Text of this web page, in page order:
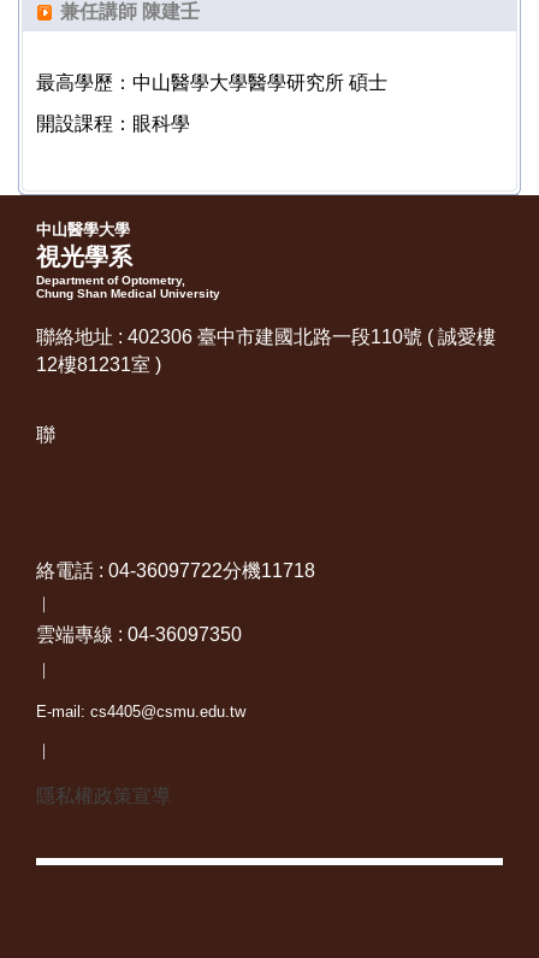
兼任講師 陳建壬
最高學歷：中山醫學大學醫學研究所 碩士
開設課程：眼科學
中山醫學大學
視光學系
Department of Optometry,
Chung Shan Medical University
聯絡地址 : 402306 臺中市建國北路一段110號 ( 誠愛樓
12樓81231室 )
聯
絡電話 : 04-36097722分機11718
｜
雲端專線 : 04-36097350
｜
E-mail: cs4405@csmu.edu.tw
｜
隱私權政策宣導